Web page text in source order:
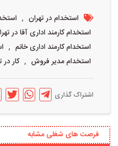
استخدام در تهران ,
استخدام کارمند اداری آقا در
استخدام کارمند اداری خانم ,
استخدام مدیر فروش , کار در
اشتراک گذاری
فرصت های شغلی مشابه